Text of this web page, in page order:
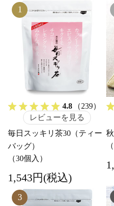
1
4.8
（239）
レビューを見る
毎日スッキリ茶30（ティー
バッグ）
（30個入）
1,543円(税込)
3